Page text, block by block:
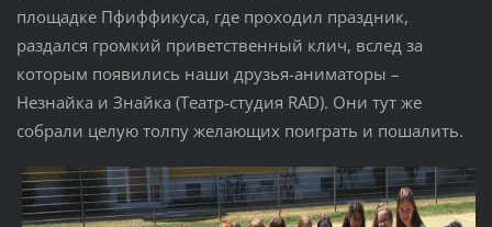
площадке Пфиффикуса, где проходил праздник,
раздался громкий приветственный клич, вслед за
которым появились наши друзья-аниматоры –
Незнайка и Знайка (Театр-студия RAD). Они тут же
собрали целую толпу желающих поиграть и пошалить.